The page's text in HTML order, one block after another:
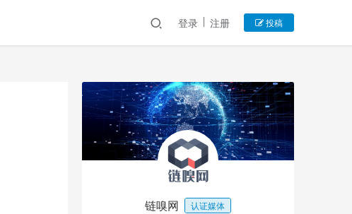
登录 注册 投稿
链嗅网 认证媒体